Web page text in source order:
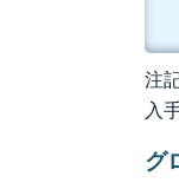
注
入
グ